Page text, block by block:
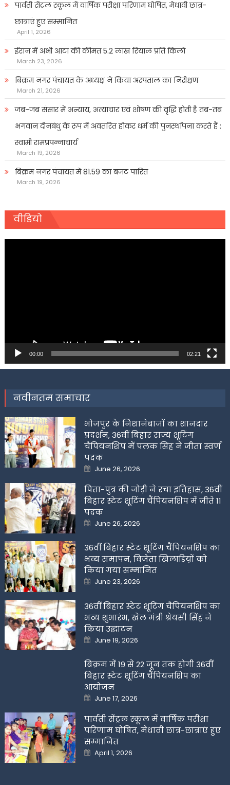
पार्वती सेंट्रल स्कूल में वार्षिक परीक्षा परिणाम घोषित, मेधावी छात्र-
छात्राएं हुए सम्मानित
April 1, 2026
ईरान में अभी आटा की कीमत 5.2 लाख रियाल प्रति किलो
March 23, 2026
बिक्रम नगर पंचायत के अध्यक्ष ने किया अस्पताल का निरीक्षण
March 21, 2026
जब-जब संसार में अन्याय, अत्याचार एवं शोषण की वृद्धि होती है तब-तब
भगवान दीनबंधु के रूप में अवतरित होकर धर्म की पुनर्स्थापना करते हैं :
स्वामी रामप्रपन्नाचार्य
March 19, 2026
बिक्रम नगर पंचायत में 81.59 का बजट पारित
March 19, 2026
वीडियो
00:00 02:21
नवीनतम समाचार
भोजपुर के निशानेबाजों का शानदार
प्रदर्शन, 36वीं बिहार राज्य शूटिंग
चैंपियनशिप में पलक सिंह ने जीता स्वर्ण
पदक
Posted
on
June 26, 2026
पिता-पुत्र की जोड़ी ने रचा इतिहास, 36वीं
बिहार स्टेट शूटिंग चैंपियनशिप में जीते 11
पदक
Posted
on
June 26, 2026
36वीं बिहार स्टेट शूटिंग चैंपियनशिप का
भव्य समापन, विजेता खिलाडिय़ों को
किया गया सम्मानित
Posted
on
June 23, 2026
36वीं बिहार स्टेट शूटिंग चैंपियनशिप का
भव्य शुभारंभ, खेल मंत्री श्रेयसी सिंह ने
किया उद्घाटन
Posted
on
June 19, 2026
बिक्रम में 19 से 22 जून तक होगी 36वीं
बिहार स्टेट शूटिंग चैंपियनशिप का
आयोजन
Posted
on
June 17, 2026
पार्वती सेंट्रल स्कूल में वार्षिक परीक्षा
परिणाम घोषित, मेधावी छात्र-छात्राएं हुए
सम्मानित
Posted
on
April 1, 2026